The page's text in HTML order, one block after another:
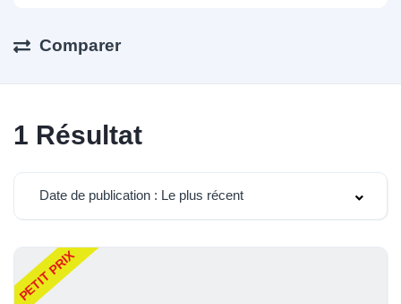
Comparer
1 Résultat
Date de publication : Le plus récent
PETIT PRIX